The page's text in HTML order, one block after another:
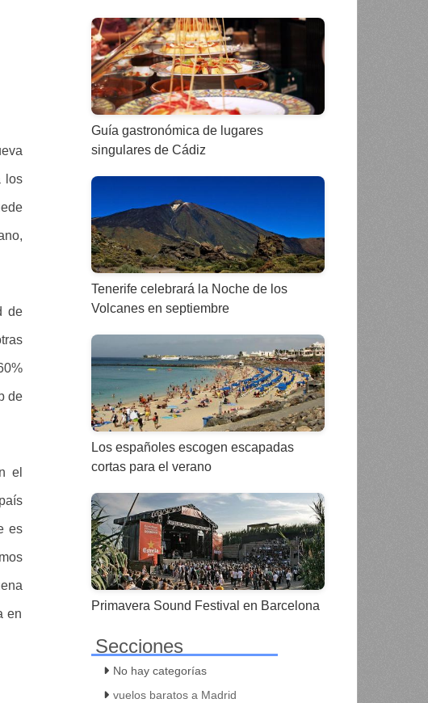
los
de
de
el
es
en
Guía gastronómica de lugares
singulares de Cádiz
Tenerife celebrará la Noche de los
Volcanes en septiembre
Los españoles escogen escapadas
cortas para el verano
Primavera Sound Festival en Barcelona
Secciones
No hay categorías
vuelos baratos a Madrid